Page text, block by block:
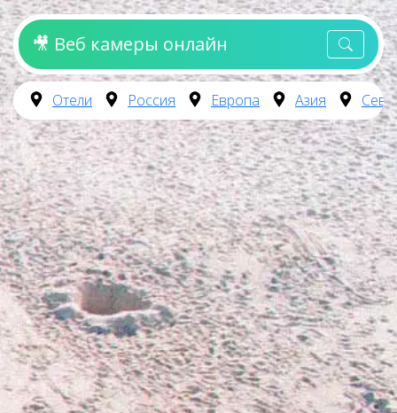
🎥 Веб камеры онлайн
Отели Россия Европа Азия